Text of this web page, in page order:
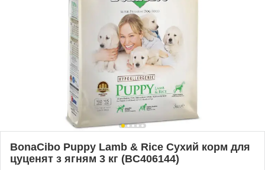
BonaCibo Puppy Lamb & Rice Сухий корм для
цуценят з ягням 3 кг (BC406144)